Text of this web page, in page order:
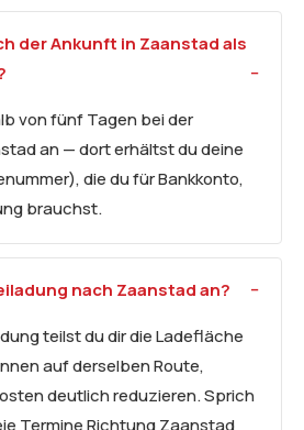
der Ankunft in Zaanstad als
von fünf Tagen bei der
an — dort erhältst du deine
die du für Bankkonto,
brauchst.
nach Zaanstad an?
teilst du dir die Ladefläche
auf derselben Route,
deutlich reduzieren. Sprich
Termine Richtung Zaanstad